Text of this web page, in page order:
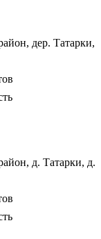
дер. Татарки,
д. Татарки, д.